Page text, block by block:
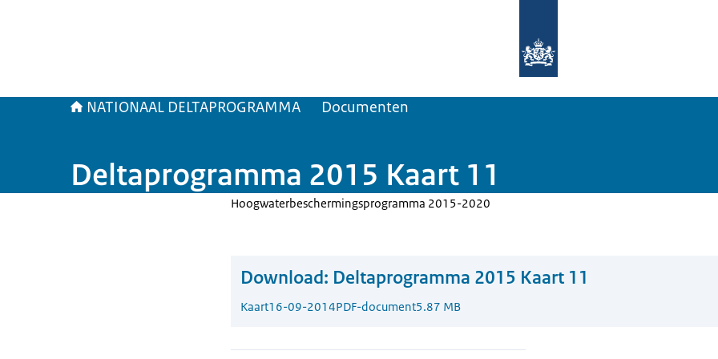
NATIONAAL DELTAPROGRAMMA Documenten
Deltaprogramma 2015 Kaart 11
Hoogwaterbeschermingsprogramma 2015-2020
Download: Deltaprogramma 2015 Kaart 11
Kaart16-09-2014PDF-document5.87 MB